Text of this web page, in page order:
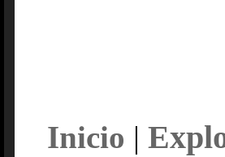
Inicio |